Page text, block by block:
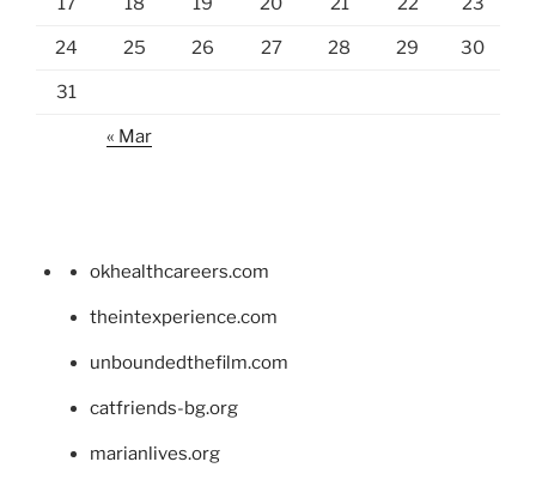
24 25 26 27 28 29 30
31
« Mar
okhealthcareers.com
theintexperience.com
unboundedthefilm.com
catfriends-bg.org
marianlives.org